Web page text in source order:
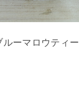
ルーマロウティー